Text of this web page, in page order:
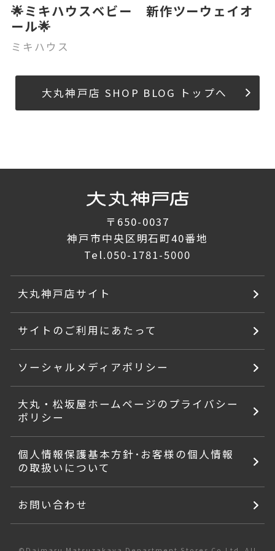
🌟ミキハウスベビー 新作ツーウェイオ
ール🌟
ミキハウス
大丸神戸店 SHOP BLOG トップへ
〒650-0037
神戸市中央区明石町40番地
Tel.050-1781-5000
大丸神戸店サイト
サイトのご利用にあたって
ソーシャルメディアポリシー
大丸・松坂屋ホームページのプライバシー
ポリシー
個人情報保護基本方針･お客様の個人情報
の取扱いについて
お問い合わせ